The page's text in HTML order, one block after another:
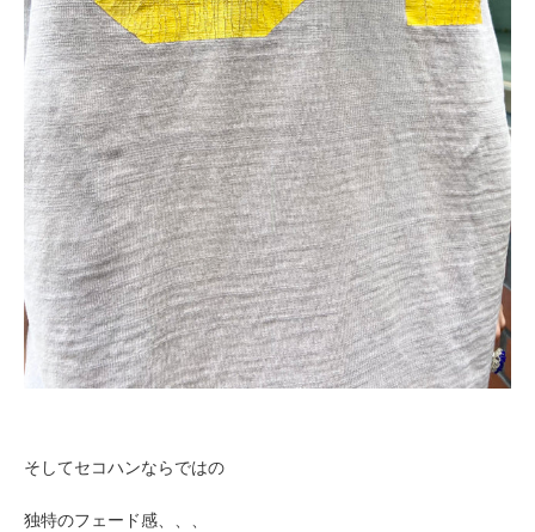
そしてセコハンならではの
独特のフェード感、、、